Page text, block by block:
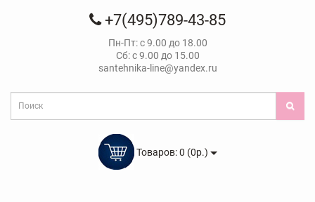
+7(495)789-43-85
Пн-Пт: с 9.00 до 18.00
Сб: с 9.00 до 15.00
santehnika-line@yandex.ru
Товаров: 0 (0р.)